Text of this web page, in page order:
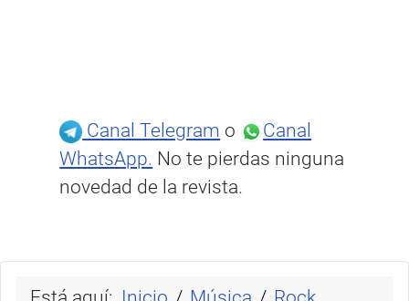
Canal Telegram o
Canal
WhatsApp. No te pierdas ninguna
novedad de la revista.